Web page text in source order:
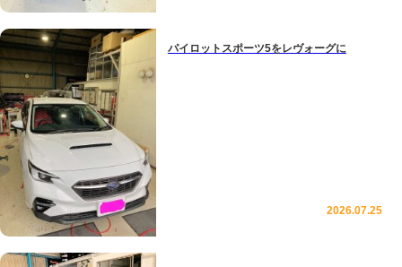
パイロットスポーツ5をレヴォーグに
2026.07.25